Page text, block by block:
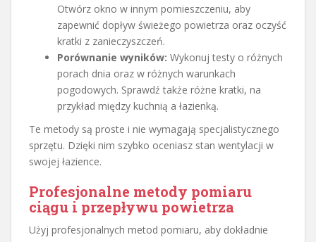
Otwórz okno w innym pomieszczeniu, aby
zapewnić dopływ świeżego powietrza oraz oczyść
kratki z zanieczyszczeń.
Porównanie wyników: Wykonuj testy o różnych
porach dnia oraz w różnych warunkach
pogodowych. Sprawdź także różne kratki, na
przykład między kuchnią a łazienką.
Te metody są proste i nie wymagają specjalistycznego
sprzętu. Dzięki nim szybko oceniasz stan wentylacji w
swojej łazience.
Profesjonalne metody pomiaru
ciągu i przepływu powietrza
Użyj profesjonalnych metod pomiaru, aby dokładnie